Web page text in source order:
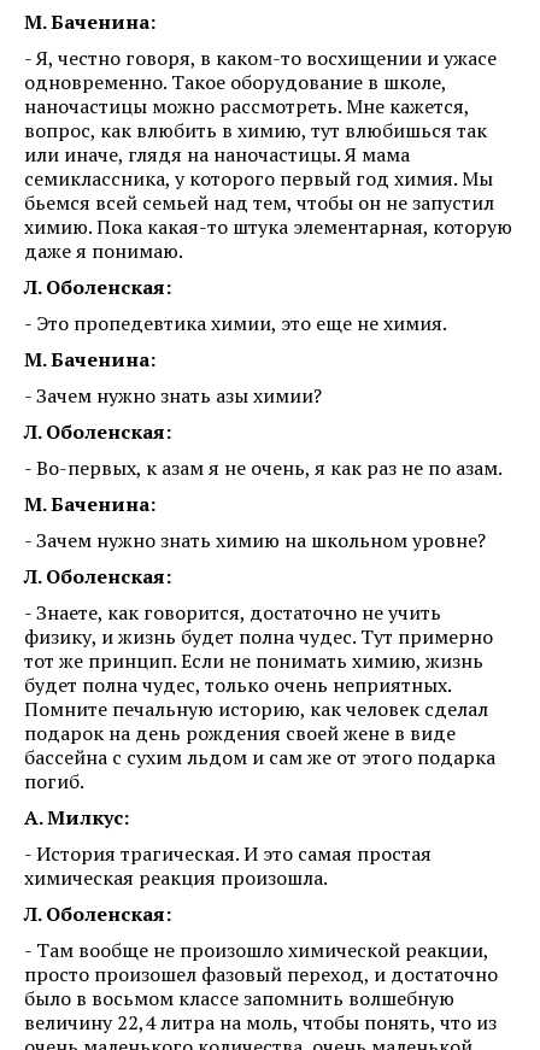
М. Баченина:
- Я, честно говоря, в каком-то восхищении и ужасе
одновременно. Такое оборудование в школе,
наночастицы можно рассмотреть. Мне кажется,
вопрос, как влюбить в химию, тут влюбишься так
или иначе, глядя на наночастицы. Я мама
семиклассника, у которого первый год химия. Мы
бьемся всей семьей над тем, чтобы он не запустил
химию. Пока какая-то штука элементарная, которую
даже я понимаю.
Л. Оболенская:
- Это пропедевтика химии, это еще не химия.
М. Баченина:
- Зачем нужно знать азы химии?
Л. Оболенская:
- Во-первых, к азам я не очень, я как раз не по азам.
М. Баченина:
- Зачем нужно знать химию на школьном уровне?
Л. Оболенская:
- Знаете, как говорится, достаточно не учить
физику, и жизнь будет полна чудес. Тут примерно
тот же принцип. Если не понимать химию, жизнь
будет полна чудес, только очень неприятных.
Помните печальную историю, как человек сделал
подарок на день рождения своей жене в виде
бассейна с сухим льдом и сам же от этого подарка
погиб.
А. Милкус:
- История трагическая. И это самая простая
химическая реакция произошла.
Л. Оболенская:
- Там вообще не произошло химической реакции,
просто произошел фазовый переход, и достаточно
было в восьмом классе запомнить волшебную
величину 22,4 литра на моль, чтобы понять, что из